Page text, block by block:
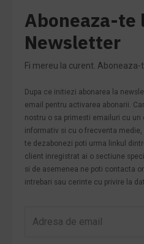
Aboneaza-te
Newsletter
Fi mereu la curent.
Dupa ce initiezi abonarea la
email pentru activarea abonarii.
nostru o sa primesti emailuri cu
informativ si cu o frecventa
te dezabonezi poti urma linkul
client inregistrat ai o sectiune
si de asemenea ne poti contacta
intrebari sau cerinte cu privire la